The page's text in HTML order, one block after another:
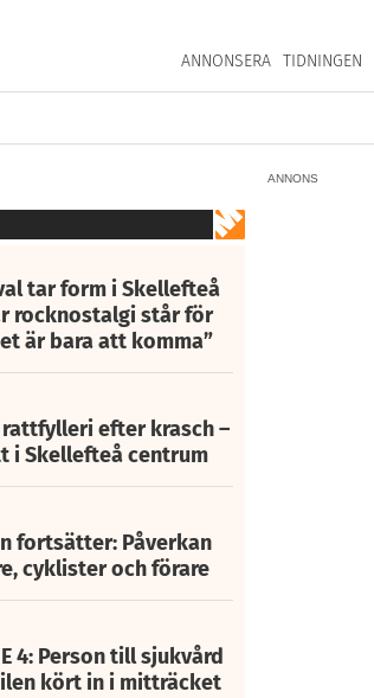
ANNONSERA TIDNINGEN
ANNONS
tar form i Skellefteå
rocknostalgi står för
är bara att komma”
efter krasch –
i Skellefteå centrum
fortsätter: Påverkan
cyklister och förare
4: Person till sjukvård
kört in i mitträcket